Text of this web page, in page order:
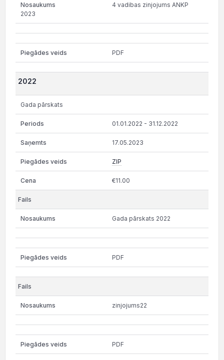
4 vadibas zinjojums ANKP
2023
PDF
2022
Gada pārskats
01.01.2022 - 31.12.2022
17.05.2023
ZIP
€11.00
Gada pārskats 2022
PDF
zinjojums22
PDF